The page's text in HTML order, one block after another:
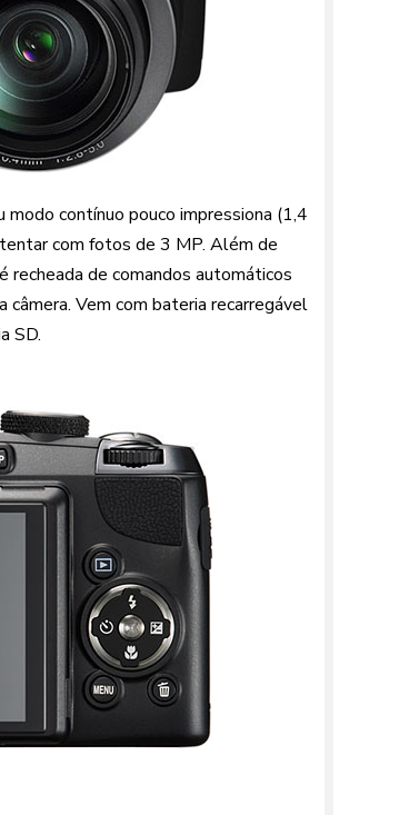
contínuo pouco impressiona (1,4
com fotos de 3 MP. Além de
recheada de comandos automáticos
Vem com bateria recarregável
SD.